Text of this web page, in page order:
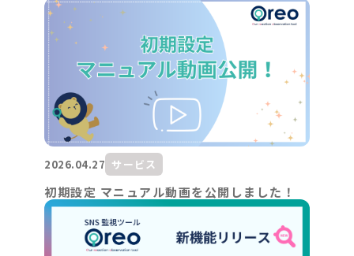
2026.04.27 サービス
初期設定 マニュアル動画を公開しました！